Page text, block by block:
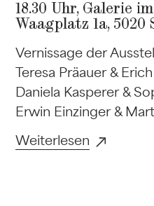
18.30 Uhr, Galerie
Waagplatz 1a, 5020
Vernissage der
Teresa Präauer &
Daniela Kasperer &
Erwin Einzinger &
Weiterlesen